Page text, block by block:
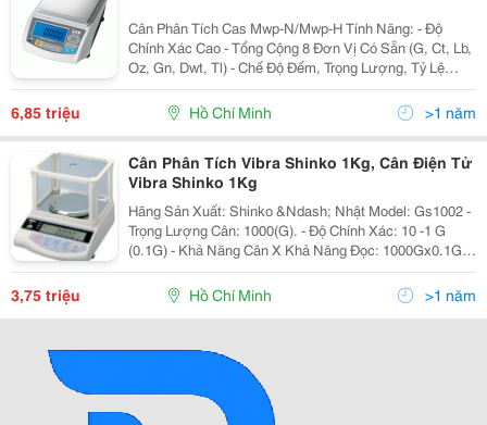
Cân Phân Tích Cas Mwp-N/Mwp-H Tính Năng: - Độ
Chính Xác Cao - Tổng Cộng 8 Đơn Vị Có Sẵn (G, Ct, Lb,
Oz, Gn, Dwt, Tl) - Chế Độ Đếm, Trọng Lượng, Tỷ Lệ
Phần Trăm - Tự Động Đèn Nền Màu Xanh (80 Giờ Sử
6,85 triệu Hồ Chí Minh >1 năm
Cân Phân Tích Vibra Shinko 1Kg, Cân Điện Tử
Vibra Shinko 1Kg
Hãng Sản Xuất: Shinko &Ndash; Nhật Model: Gs1002 -
Trọng Lượng Cân: 1000(G). - Độ Chính Xác: 10 -1 G
(0.1G) - Khả Năng Cân X Khả Năng Đọc: 1000Gx0.1G -
Ứng Dụng:cân Khối Lượng, Kg/G - Trừ Bì: Có Chức
Năng Trừ Bì - Thời Gian Ổn Định: 3 G
3,75 triệu Hồ Chí Minh >1 năm